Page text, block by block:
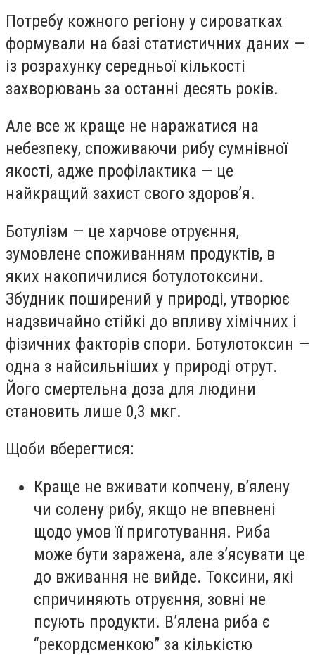
Потребу кожного регіону у сироватках
формували на базі статистичних даних —
із розрахунку середньої кількості
захворювань за останні десять років.
Але все ж краще не наражатися на
небезпеку, споживаючи рибу сумнівної
якості, адже профілактика — це
найкращий захист свого здоров’я.
Ботулізм — це харчове отруєння,
зумовлене споживанням продуктів, в
яких накопичилися ботулотоксини.
Збудник поширений у природі, утворює
надзвичайно стійкі до впливу хімічних і
фізичних факторів спори. Ботулотоксин —
одна з найсильніших у природі отрут.
Його смертельна доза для людини
становить лише 0,3 мкг.
Щоби вберегтися:
Краще не вживати копчену, в’ялену
чи солену рибу, якщо не впевнені
щодо умов її приготування. Риба
може бути заражена, але з’ясувати це
до вживання не вийде. Токсини, які
спричиняють отруєння, зовні не
псують продукти. В’ялена риба є
“рекордсменкою” за кількістю